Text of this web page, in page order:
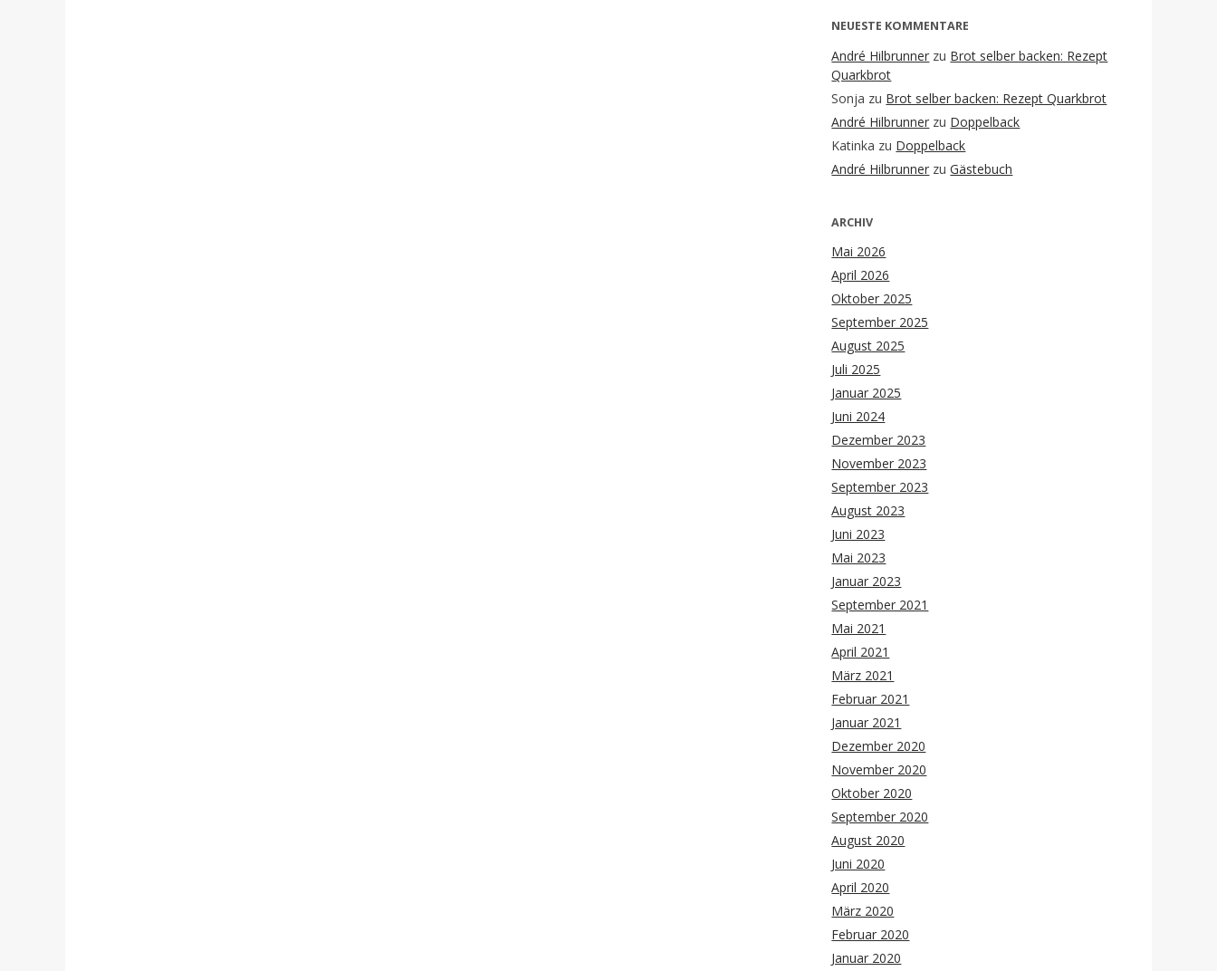
NEUESTE KOMMENTARE
André Hilbrunner zu Brot selber backen: Rezept
Quarkbrot
Sonja zu Brot selber backen: Rezept Quarkbrot
André Hilbrunner zu Doppelback
Katinka zu Doppelback
André Hilbrunner zuGästebuch
ARCHIV
Mai 2026
April 2026
Oktober 2025
September 2025
August 2025
Juli 2025
Januar 2025
Juni 2024
Dezember 2023
November 2023
September 2023
August 2023
Juni 2023
Mai 2023
Januar 2023
September 2021
Mai 2021
April 2021
März 2021
Februar 2021
Januar 2021
Dezember 2020
November 2020
Oktober 2020
September 2020
August 2020
Juni 2020
April 2020
März 2020
Februar 2020
Januar 2020